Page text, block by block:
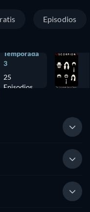
Episodios
Temporada
3
25
Episodios